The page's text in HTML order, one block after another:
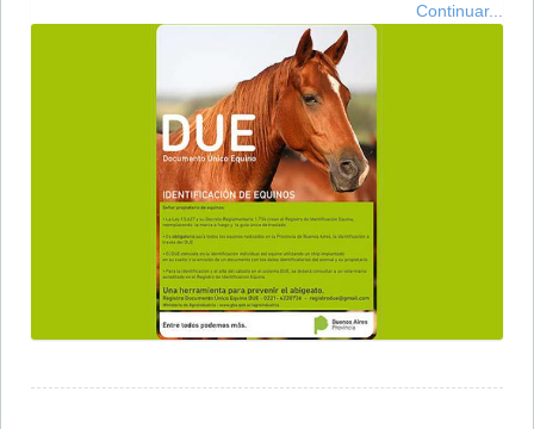
Continuar...